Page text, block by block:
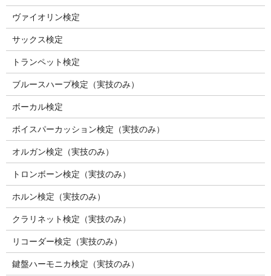
ヴァイオリン検定
サックス検定
トランペット検定
ブルースハープ検定（実技のみ）
ボーカル検定
ボイスパーカッション検定（実技のみ）
オルガン検定（実技のみ）
トロンボーン検定（実技のみ）
ホルン検定（実技のみ）
クラリネット検定（実技のみ）
リコーダー検定（実技のみ）
鍵盤ハーモニカ検定（実技のみ）